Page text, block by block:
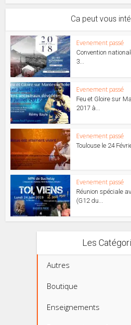
Ca peut vous
Evenement passé
Convention
3...
Evenement passé
Feu et Gloire sur
2017 à...
Evenement passé
Toulouse le 24
Evenement passé
Réunion spéciale
(G12 du...
Les
Autres
Boutique
Enseignements